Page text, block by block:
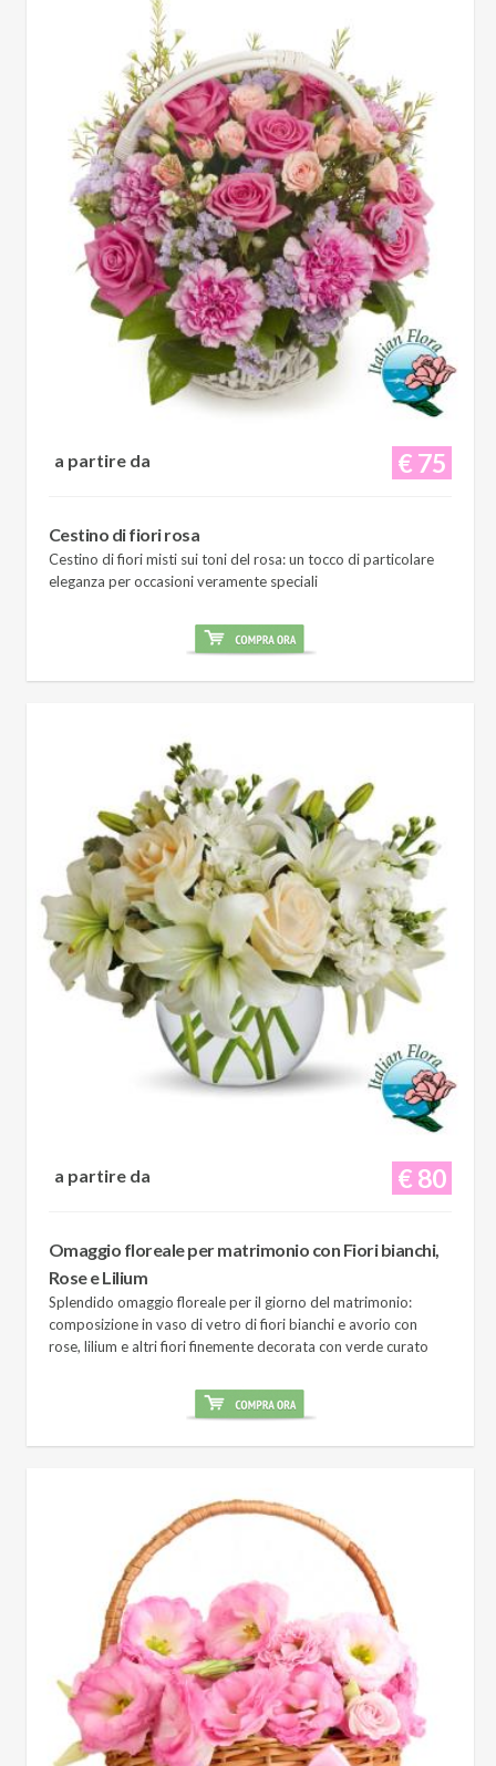
€ 75
a partire da
Cestino di fiori rosa
Cestino di fiori misti sui toni del rosa: un tocco di particolare
eleganza per occasioni veramente speciali
€ 80
a partire da
Omaggio floreale per matrimonio con Fiori bianchi,
Rose e Lilium
Splendido omaggio floreale per il giorno del matrimonio:
composizione in vaso di vetro di fiori bianchi e avorio con
rose, lilium e altri fiori finemente decorata con verde curato